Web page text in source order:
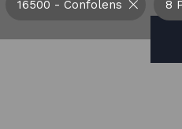
16500 - Confolens 8